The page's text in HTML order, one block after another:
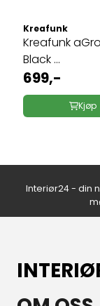
Kreafunk
Kreafunk
Black ...
699,-
Kjøp
Interiør24 - din